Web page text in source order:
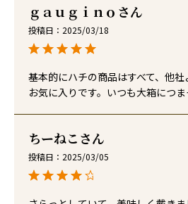
ｇａｕｇｉｎｏ
投稿日 2025/03/18
基本的にハチの商品はすべて、他
お気に入りです。いつも大箱につま
ちーねこ
投稿日 2025/03/05